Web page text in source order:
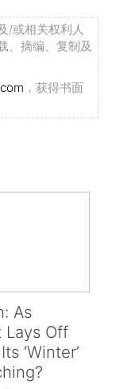
/或相关权利人
、摘编、复制及
，获得书面
As
Lays Off
‘Winter’